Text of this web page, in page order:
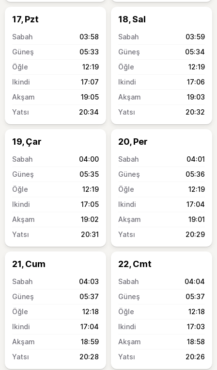
17, Pzt
03:58
05:33
12:19
17:07
19:05
20:34
18, Sal
03:59
05:34
12:19
17:06
19:03
20:32
19, Çar
04:00
05:35
12:19
17:05
19:02
20:31
20, Per
04:01
05:36
12:19
17:04
19:01
20:29
21, Cum
04:03
05:37
12:18
17:04
18:59
20:28
22, Cmt
04:04
05:37
12:18
17:03
18:58
20:26